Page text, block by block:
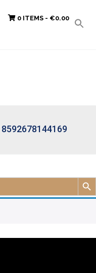
0 ITEMS - €0.00
8592678144169